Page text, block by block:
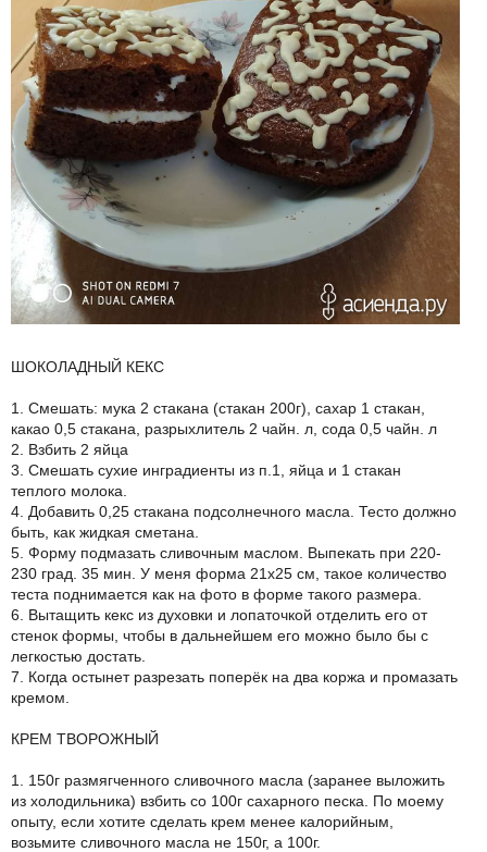
ШОКОЛАДНЫЙ КЕКС
1. Смешать: мука 2 стакана (стакан 200г), сахар 1 стакан,
какао 0,5 стакана, разрыхлитель 2 чайн. л, сода 0,5 чайн. л
2. Взбить 2 яйца
3. Смешать сухие инградиенты из п.1, яйца и 1 стакан
теплого молока.
4. Добавить 0,25 стакана подсолнечного масла. Тесто должно
быть, как жидкая сметана.
5. Форму подмазать сливочным маслом. Выпекать при 220-
230 град. 35 мин. У меня форма 21х25 см, такое количество
теста поднимается как на фото в форме такого размера.
6. Вытащить кекс из духовки и лопаточкой отделить его от
стенок формы, чтобы в дальнейшем его можно было бы с
легкостью достать.
7. Когда остынет разрезать поперёк на два коржа и промазать
кремом.
КРЕМ ТВОРОЖНЫЙ
1. 150г размягченного сливочного масла (заранее выложить
из холодильника) взбить со 100г сахарного песка. По моему
опыту, если хотите сделать крем менее калорийным,
возьмите сливочного масла не 150г, а 100г.